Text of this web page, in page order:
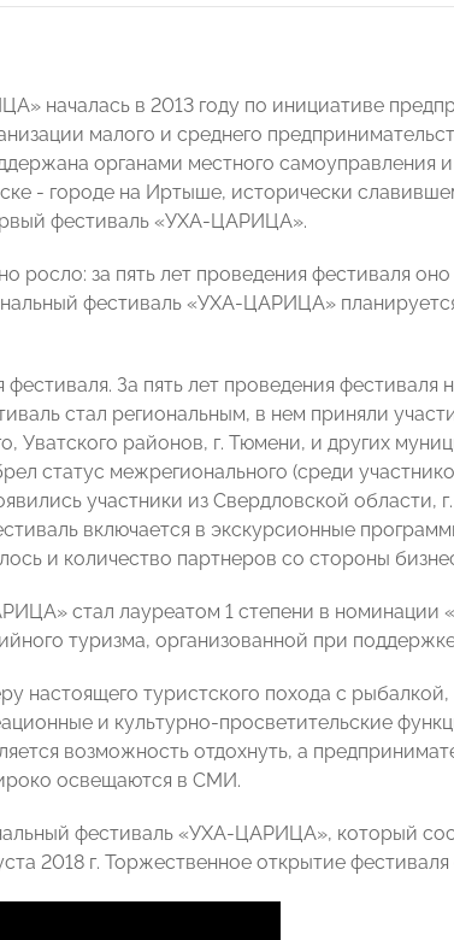
началась в 2013 году по инициативе
малого и среднего
органами местного самоуправления
- городе на Иртыше, исторически
фестиваль «УХА-ЦАРИЦА».
росло: за пять лет проведения фестиваля
фестиваль «УХА-ЦАРИЦА»
За пять лет проведения фестиваля
стал региональным, в нем приняли
Уватского районов, г. Тюмени, и других
статус межрегионального (среди
участники из Свердловской области,
включается в экскурсионные
и количество партнеров со стороны
стал лауреатом 1 степени в номинации
туризма, организованной при
настоящего туристского похода с
и культурно-просветительские
возможность отдохнуть, а
освещаются в СМИ.
фестиваль «УХА-ЦАРИЦА», который
2018 г. Торжественное открытие фестиваля